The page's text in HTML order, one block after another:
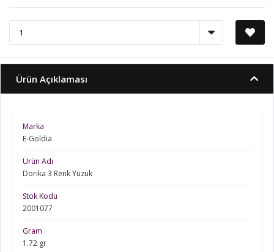
Ürün Açıklaması
Marka
E-Goldia
Ürün Adı
Dorika 3 Renk Yüzük
Stok Kodu
2001077
Gram
1.72 gr